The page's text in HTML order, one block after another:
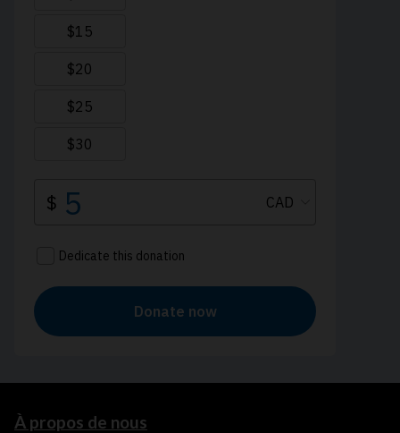
À propos de nous